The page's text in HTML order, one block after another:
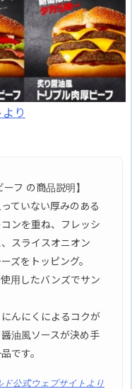
り
フ の商品説明】
ていない厚みのある
ンを重ね、フレッシ
スライスオニオン
ズをトッピング。
用したバンズでサン
んにくによるコクが
油風ソースが決め手
です。
ド公式ウェブサイトより